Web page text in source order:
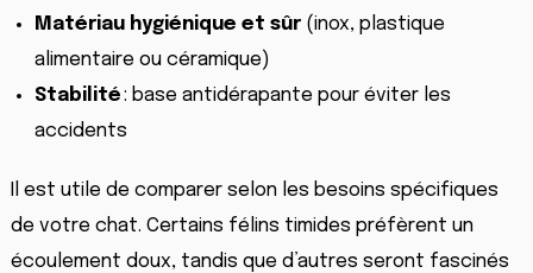
Matériau hygiénique et sûr(inox, plastique
alimentaire ou céramique)
Stabilité: base antidérapante pour éviter les
accidents
Il est utile de comparer selon les besoins spécifiques
de votre chat. Certains félins timides préfèrent un
écoulement doux, tandis que d’autres seront fascinés